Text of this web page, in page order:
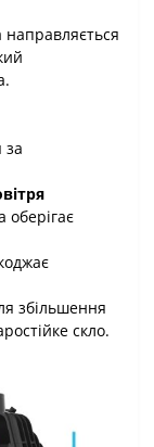
направляється
за
оберігає
збільшення
скло.